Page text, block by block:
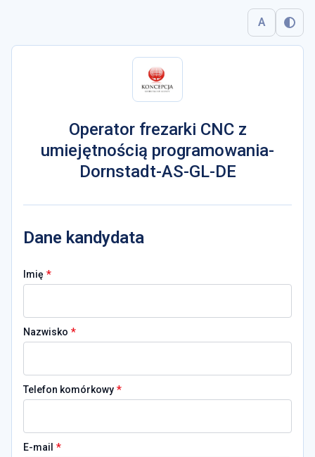
A
Operator frezarki CNC z
umiejętnością programowania-
Dornstadt-AS-GL-DE
Dane kandydata
Imię *
Nazwisko *
Telefon komórkowy *
E-mail *